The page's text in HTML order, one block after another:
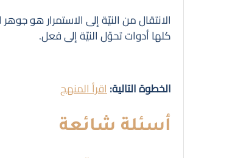
الانتقال من النيّة إلى الاستمرار هو جوهر
كلها أدوات تحوّل النيّة إلى فعل.
الخطوة التالية:اقرأ المنهج
أسئلة شائعة